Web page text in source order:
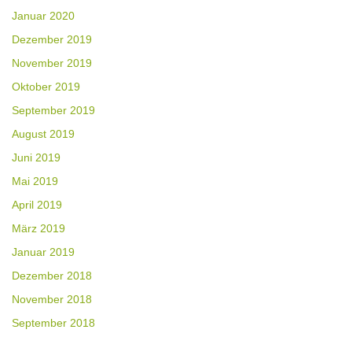
Januar 2020
Dezember 2019
November 2019
Oktober 2019
September 2019
August 2019
Juni 2019
Mai 2019
April 2019
März 2019
Januar 2019
Dezember 2018
November 2018
September 2018